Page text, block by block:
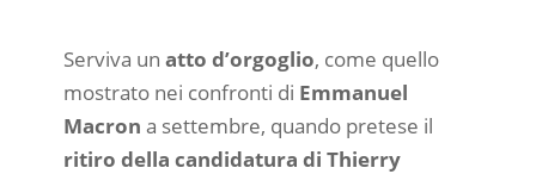
Serviva un atto d’orgoglio, come quello
mostrato nei confronti di Emmanuel
Macron a settembre, quando pretese il
ritiro della candidatura di Thierry